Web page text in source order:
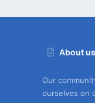
About us
Our
ourselves on